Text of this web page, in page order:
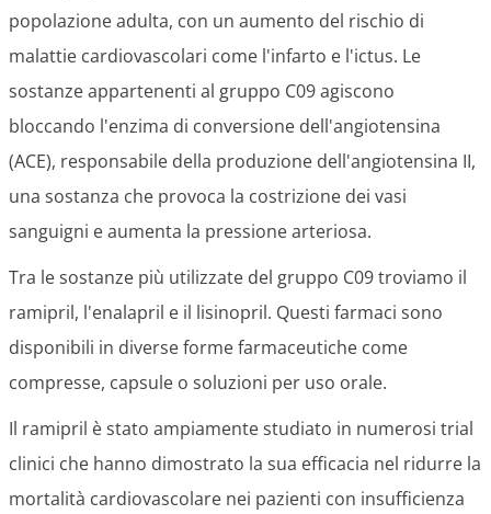
popolazione adulta, con un aumento del rischio di
malattie cardiovascolari come l'infarto e l'ictus. Le
sostanze appartenenti al gruppo C09 agiscono
bloccando l'enzima di conversione dell'angiotensina
(ACE), responsabile della produzione dell'angiotensina II,
una sostanza che provoca la costrizione dei vasi
sanguigni e aumenta la pressione arteriosa.
Tra le sostanze più utilizzate del gruppo C09 troviamo il
ramipril, l'enalapril e il lisinopril. Questi farmaci sono
disponibili in diverse forme farmaceutiche come
compresse, capsule o soluzioni per uso orale.
Il ramipril è stato ampiamente studiato in numerosi trial
clinici che hanno dimostrato la sua efficacia nel ridurre la
mortalità cardiovascolare nei pazienti con insufficienza